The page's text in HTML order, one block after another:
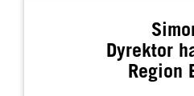
Dyrektor
Region